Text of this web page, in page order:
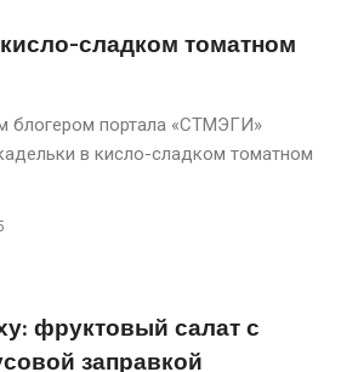
сладком томатном
блогером портала «СТМЭГИ»
в кисло-сладком томатном
фруктовый салат с
заправкой